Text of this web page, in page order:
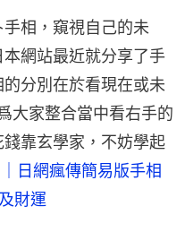
相，窺視自己的未
網站最近就分享了手
分別在於看現在或未
大家整合當中看右手的
靠玄學家，不妨學起
日網瘋傳簡易版手相
財運